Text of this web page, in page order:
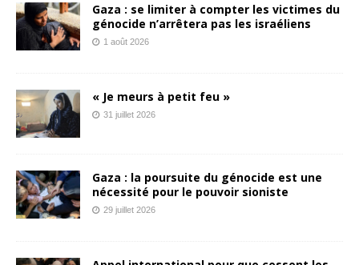
Gaza : se limiter à compter les victimes du
génocide n’arrêtera pas les israéliens
1 août 2026
« Je meurs à petit feu »
31 juillet 2026
Gaza : la poursuite du génocide est une
nécessité pour le pouvoir sioniste
29 juillet 2026